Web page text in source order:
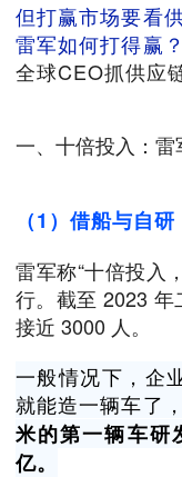
但打赢市场要看
雷军如何打得赢？
全球CEO抓供应
一、十倍投入：
（1）借船与自研
雷军称“十倍投入
行。截至 2023
接近 3000 人。
一般情况下，企
就能造一辆车了
米的第一辆车研
亿。